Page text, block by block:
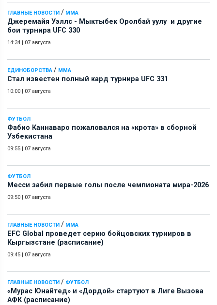
ГЛАВНЫЕ НОВОСТИ / ММА
Джеремайя Уэллс - Мыктыбек Оролбай уулу и другие
бои турнира UFC 330
14:34 07 августа
ЕДИНОБОРСТВА / ММА
Стал известен полный кард турнира UFC 331
10:00 07 августа
ФУТБОЛ
Фабио Каннаваро пожаловался на «крота» в сборной
Узбекистана
09:55 07 августа
ФУТБОЛ
Месси забил первые голы после чемпионата мира-2026
09:50 07 августа
ГЛАВНЫЕ НОВОСТИ / ММА
EFC Global проведет серию бойцовских турниров в
Кыргызстане (расписание)
09:45 07 августа
ГЛАВНЫЕ НОВОСТИ / ФУТБОЛ
«Мурас Юнайтед» и «Дордой» стартуют в Лиге Вызова
АФК (расписание)